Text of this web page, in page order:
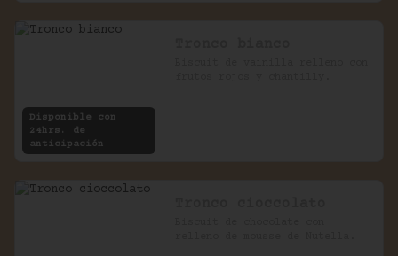
Disponible con
24hrs. de
anticipación